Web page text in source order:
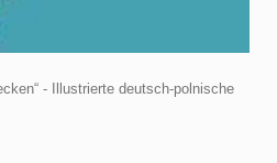
- Illustrierte deutsch-polnische